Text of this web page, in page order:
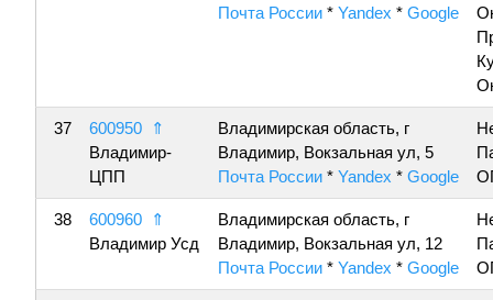
Почта России * Yandex * Google
37 600950
⇑
Владимир-
ЦПП
Владимирская область, г
Владимир, Вокзальная ул, 5
Почта России * Yandex * Google
38 600960
⇑
Владимир Усд
Владимирская область, г
Владимир, Вокзальная ул, 12
Почта России * Yandex * Google